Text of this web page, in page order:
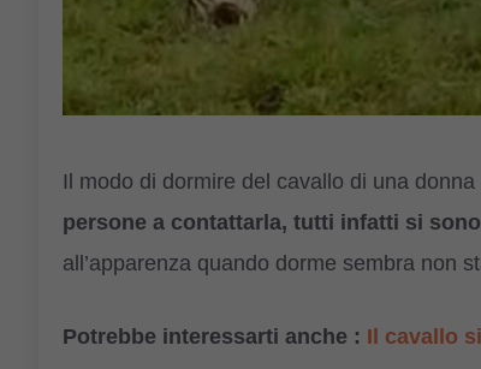
Il modo di dormire del cavallo di una donna
persone a contattarla, tutti infatti si
all’apparenza quando dorme sembra non
Potrebbe interessarti anche : Il cavallo